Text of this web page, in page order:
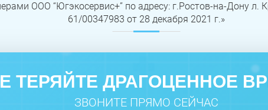
ООО “Югэкосервис+” по адресу: г.Ростов-на-Дону
61/00347983 от 28 декабря 2021 г.»
ТЕРЯЙТЕ ДРАГОЦЕННОЕ
ЗВОНИТЕ ПРЯМО СЕЙЧАС